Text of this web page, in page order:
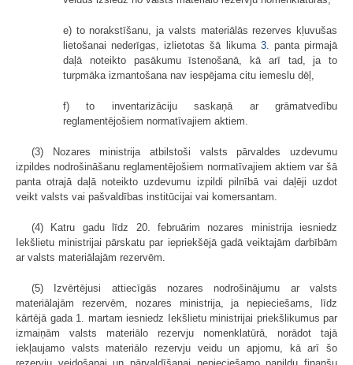
e) to norakstīšanu, ja valsts materiālās rezerves kļuvušas
lietošanai nederīgas, izlietotas šā likuma 3.
panta pirmajā
daļā noteikto pasākumu īstenošanā, kā arī tad, ja to
turpmāka izmantošana nav iespējama citu iemeslu dēļ,
f) to inventarizāciju saskaņā ar grāmatvedību
reglamentējošiem normatīvajiem aktiem.
(3) Nozares ministrija atbilstoši valsts pārvaldes uzdevumu
izpildes nodrošināšanu reglamentējošiem normatīvajiem aktiem var šā
panta otrajā daļā noteikto uzdevumu izpildi pilnībā vai daļēji uzdot
veikt valsts vai pašvaldības institūcijai vai komersantam.
(4) Katru gadu līdz 20. februārim nozares ministrija iesniedz
Iekšlietu ministrijai pārskatu par iepriekšējā gadā veiktajām darbībām
ar valsts materiālajām rezervēm.
(5) Izvērtējusi attiecīgās nozares nodrošinājumu ar valsts
materiālajām rezervēm, nozares ministrija, ja nepieciešams, līdz
kārtējā gada 1. martam iesniedz Iekšlietu ministrijai priekšlikumus par
izmaiņām valsts materiālo rezervju nomenklatūrā, norādot tajā
iekļaujamo valsts materiālo rezervju veidu un apjomu, kā arī šo